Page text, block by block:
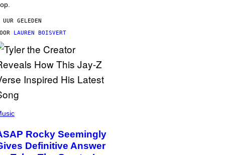
GELEDEN
LAUREN BOISVERT
Rocky Seemingly
Definitive Answer